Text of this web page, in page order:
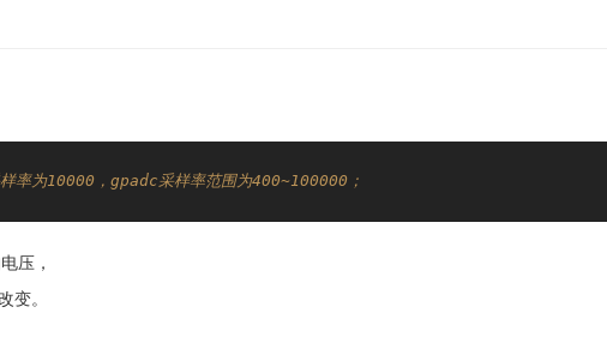
率为10000，gpadc采样率范围为400~100000；
压，
变。